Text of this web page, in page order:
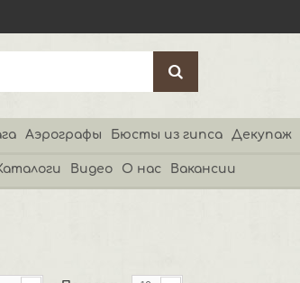
Аэрографы Бюсты из гипса Декупаж
Видео О нас Вакансии